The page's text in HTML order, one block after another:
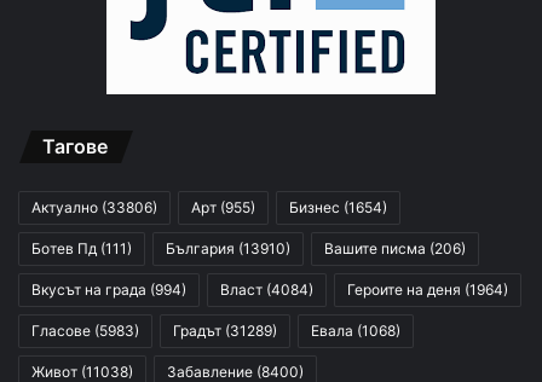
Тагове
Актуално (33806) Арт (955) Бизнес (1654)
Ботев Пд (111) България (13910) Вашите писма (206)
Вкусът на града (994) Власт (4084) Героите на деня (1964)
Гласове (5983) Градът (31289) Евала (1068)
Живот (11038) Забавление (8400)